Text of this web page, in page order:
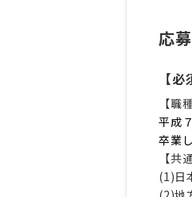
応
【必
【職
平成
卒業
【共
(1)日